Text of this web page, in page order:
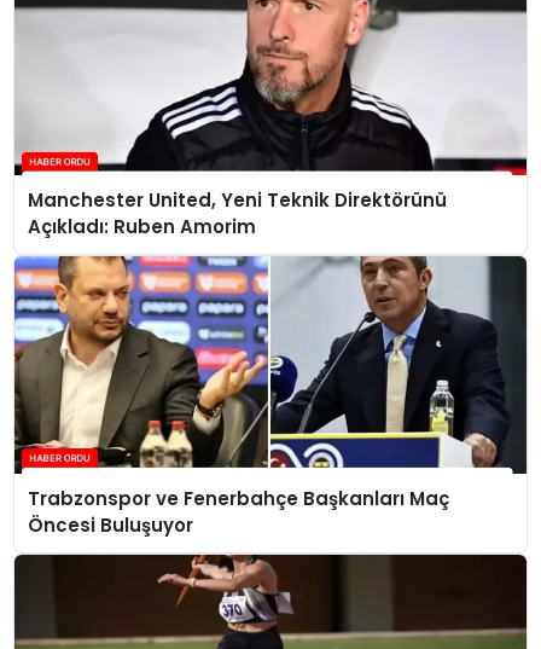
Manchester United, Yeni Teknik Direktörünü
Açıkladı: Ruben Amorim
Trabzonspor ve Fenerbahçe Başkanları Maç
Öncesi Buluşuyor